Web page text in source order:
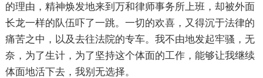
的理由，精神焕发地来到万和律师事务所上班，却被外面
长龙一样的队伍吓了一跳。一切的欢喜，又得沉于法律的
痛苦之中，以及去往法院的专车。我不由地发起牢骚，无
奈，为了生计，为了坚持这个体面的工作，能够让我继续
体面地活下去，我别无选择。